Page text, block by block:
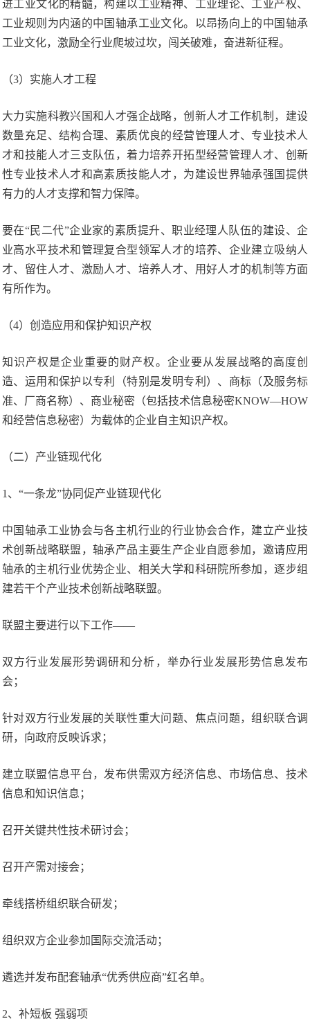
进工业文化的精髓，构建以工业精神、工业理论、工业产权、
工业规则为内涵的中国轴承工业文化。以昂扬向上的中国轴承
工业文化，激励全行业爬坡过坎，闯关破难，奋进新征程。
（3）实施人才工程
大力实施科教兴国和人才强企战略，创新人才工作机制，建设
数量充足、结构合理、素质优良的经营管理人才、专业技术人
才和技能人才三支队伍，着力培养开拓型经营管理人才、创新
性专业技术人才和高素质技能人才，为建设世界轴承强国提供
有力的人才支撑和智力保障。
要在“民二代”企业家的素质提升、职业经理人队伍的建设、企
业高水平技术和管理复合型领军人才的培养、企业建立吸纳人
才、留住人才、激励人才、培养人才、用好人才的机制等方面
有所作为。
（4）创造应用和保护知识产权
知识产权是企业重要的财产权。企业要从发展战略的高度创
造、运用和保护以专利（特别是发明专利）、商标（及服务标
准、厂商名称）、商业秘密（包括技术信息秘密KNOW—HOW
和经营信息秘密）为载体的企业自主知识产权。
（二）产业链现代化
1、“一条龙”协同促产业链现代化
中国轴承工业协会与各主机行业的行业协会合作，建立产业技
术创新战略联盟，轴承产品主要生产企业自愿参加，邀请应用
轴承的主机行业优势企业、相关大学和科研院所参加，逐步组
建若干个产业技术创新战略联盟。
联盟主要进行以下工作——
双方行业发展形势调研和分析，举办行业发展形势信息发布
会；
针对双方行业发展的关联性重大问题、焦点问题，组织联合调
研，向政府反映诉求；
建立联盟信息平台，发布供需双方经济信息、市场信息、技术
信息和知识信息；
召开关键共性技术研讨会；
召开产需对接会；
牵线搭桥组织联合研发；
组织双方企业参加国际交流活动；
遴选并发布配套轴承“优秀供应商”红名单。
2、补短板 强弱项